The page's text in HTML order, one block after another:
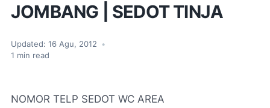
JOMBANG | SEDOT TINJA
Updated: 16 Agu, 2012
•
1 min read
NOMOR TELP SEDOT WC AREA